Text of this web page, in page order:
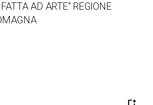
AD ARTE" REGIONE